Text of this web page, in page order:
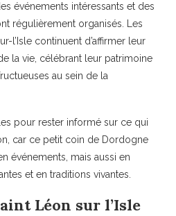
événements intéressants et des
régulièrement organisés. Les
l’Isle continuent d’affirmer leur
la vie, célébrant leur patrimoine
au sein de la
pour rester informé sur ce qui
car ce petit coin de Dordogne
événements, mais aussi en
et en traditions vivantes.
Léon sur l’Isle